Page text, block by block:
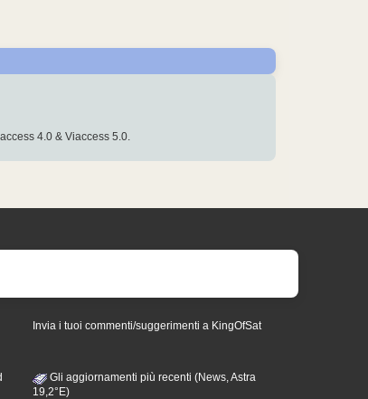
4.0 & Viaccess 5.0.
Invia i tuoi commenti/suggerimenti a KingOfSat
Gli aggiornamenti più recenti (News, Astra
19,2°E)